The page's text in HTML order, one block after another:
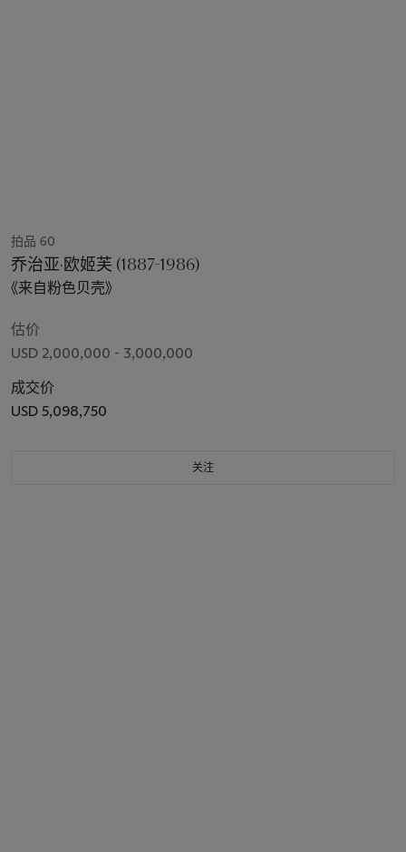
拍品 60
乔治亚·欧姬芙 (1887-1986)
《来自粉色贝壳》
估价
USD 2,000,000 - 3,000,000
成交价
USD 5,098,750
关注